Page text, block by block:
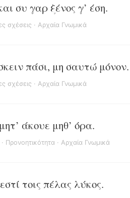
συ γαρ ξένος γ’ έση.
σχέσεις · Αρχαία Γνωμικά
πάσι, μη σαυτώ μόνον.
σχέσεις · Αρχαία Γνωμικά
άκουε μηθ’ όρα.
· Προνοητικότητα · Αρχαία Γνωμικά
τοις πέλας λύκος.